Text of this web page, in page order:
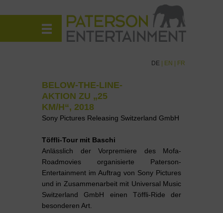
DE EN FR
BELOW-THE-LINE-
AKTION ZU „25
KM/H“, 2018
Sony Pictures Releasing Switzerland GmbH
Töffli-Tour mit Baschi
Anlässlich der Vorpremiere des Mofa-
Roadmovies organisierte Paterson-
Entertainment im Auftrag von Sony Pictures
und in Zusammenarbeit mit Universal Music
Switzerland GmbH einen Töffli-Ride der
besonderen Art.